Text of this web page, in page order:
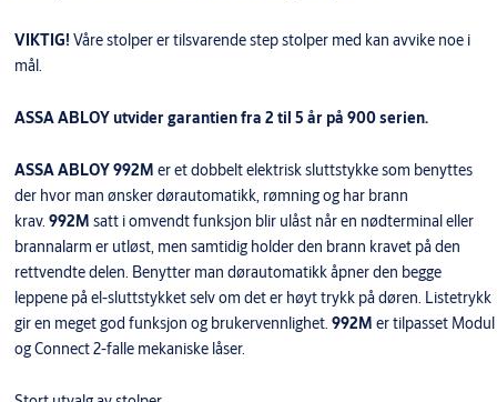
VIKTIG! Våre stolper er tilsvarende step stolper med kan avvike noe i
mål.
ASSA ABLOY utvider garantien fra 2 til 5 år på 900 serien.
ASSA ABLOY 992M er et dobbelt elektrisk sluttstykke som benyttes
der hvor man ønsker dørautomatikk, rømning og har brann
krav. 992M satt i omvendt funksjon blir ulåst når en nødterminal eller
brannalarm er utløst, men samtidig holder den brann kravet på den
rettvendte delen. Benytter man dørautomatikk åpner den begge
leppene på el-sluttstykket selv om det er høyt trykk på døren. Listetrykk
gir en meget god funksjon og brukervennlighet. 992M er tilpasset Modul
og Connect 2-falle mekaniske låser.